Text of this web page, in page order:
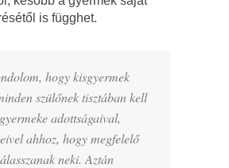
is függhet.
hogy kisgyermek
szülőnek tisztában kell
adottságaival,
ahhoz, hogy megfelelő
neki. Aztán